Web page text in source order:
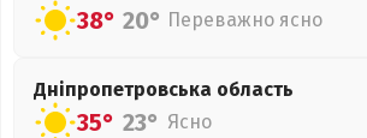
38° 20° Переважно ясно
Дніпропетровська область
35° 23° Ясно